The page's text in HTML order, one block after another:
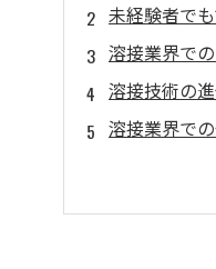
未経験者で
溶接業界で
溶接技術の
溶接業界で